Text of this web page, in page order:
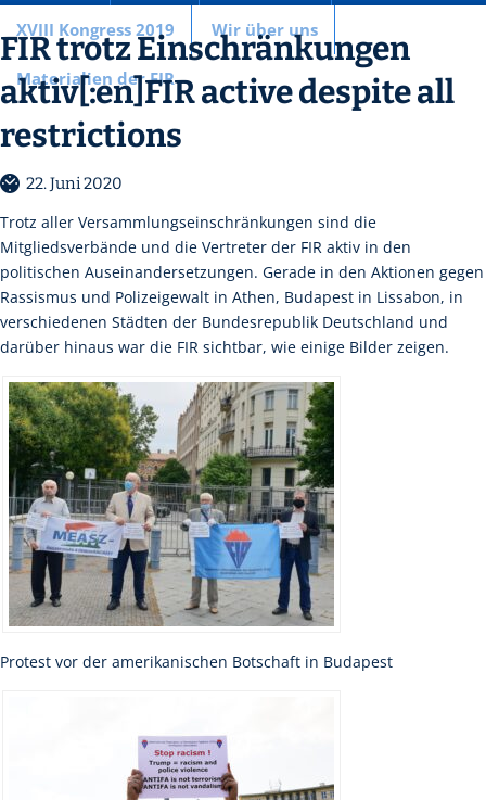
XVIII Kongress 2019 Wir über uns
Materialien der FIR
FIR trotz Einschränkungen
aktiv[:en]FIR active despite all
restrictions
22. Juni 2020
Trotz aller Versammlungseinschränkungen sind die
Mitgliedsverbände und die Vertreter der FIR aktiv in den
politischen Auseinandersetzungen. Gerade in den Aktionen gegen
Rassismus und Polizeigewalt in Athen, Budapest in Lissabon, in
verschiedenen Städten der Bundesrepublik Deutschland und
darüber hinaus war die FIR sichtbar, wie einige Bilder zeigen.
Protest vor der amerikanischen Botschaft in Budapest